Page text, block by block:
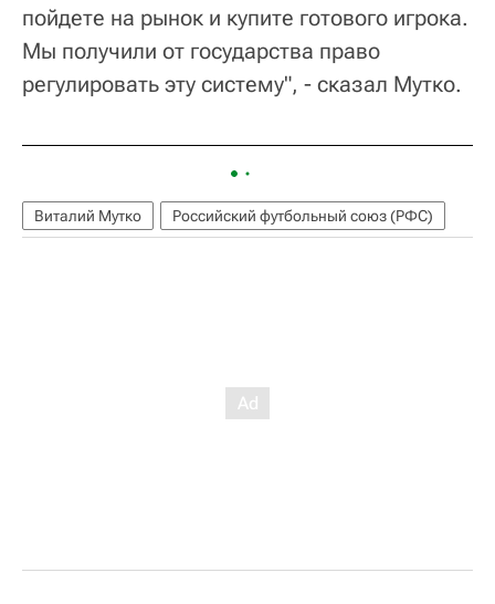
пойдете на рынок и купите готового игрока.
Мы получили от государства право
регулировать эту систему", - сказал Мутко.
Виталий Мутко Российский футбольный союз (РФС)